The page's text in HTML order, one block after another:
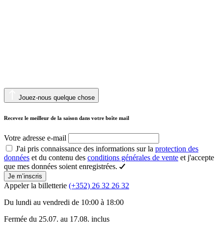
Jouez-nous quelque chose
Recevez le meilleur de la saison dans votre boîte mail
Votre adresse e-mail
J'ai pris connaissance des informations sur la protection des
données et du contenu des conditions générales de vente et j'accepte
que mes données soient enregistrées.
Je m’inscris
Appeler la billetterie (+352) 26 32 26 32
Du lundi au vendredi de 10:00 à 18:00
Fermée du 25.07. au 17.08. inclus